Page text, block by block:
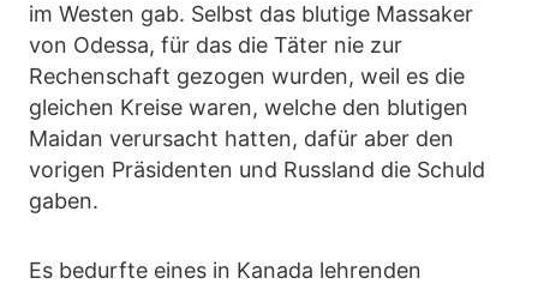
im Westen gab. Selbst das blutige Massaker
von Odessa, für das die Täter nie zur
Rechenschaft gezogen wurden, weil es die
gleichen Kreise waren, welche den blutigen
Maidan verursacht hatten, dafür aber den
vorigen Präsidenten und Russland die Schuld
gaben.
Es bedurfte eines in Kanada lehrenden